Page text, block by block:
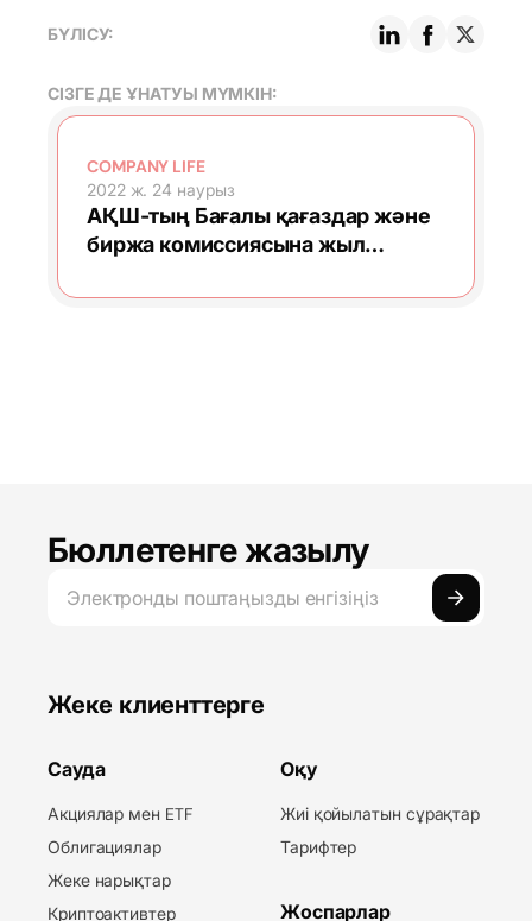
БҮЛІСУ:
СІЗГЕ ДЕ ҰНАТУЫ МҮМКІН:
COMPANY LIFE
2022 ж. 24 наурыз
АҚШ-тың Бағалы қағаздар және
биржа комиссиясына жыл
Бюллетенге жазылу
Жеке клиенттерге
Сауда
Акциялар мен ETF
Облигациялар
Жеке нарықтар
Криптоактивтер
Оқу
Жиі қойылатын сұрақтар
Тарифтер
Жоспарлар